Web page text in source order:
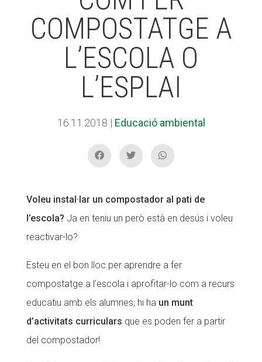
COMPOSTATGE A
L’ESCOLA O
L’ESPLAI
16.11.2018 | Educació ambiental
Voleu instal·lar un compostador al pati de
l’escola? Ja en teniu un però està en desús i voleu
reactivar-lo?
Esteu en el bon lloc per aprendre a fer
compostatge a l’escola i aprofitar-lo com a recurs
educatiu amb els alumnes; hi ha un munt
d’activitats curriculars que es poden fer a partir
del compostador!
ACCIÓ SOCIAL I JOVES
ESPLAIS
SUPORT TERCER SECTOR
CONEIX FUNDESPLAI
La Fundació